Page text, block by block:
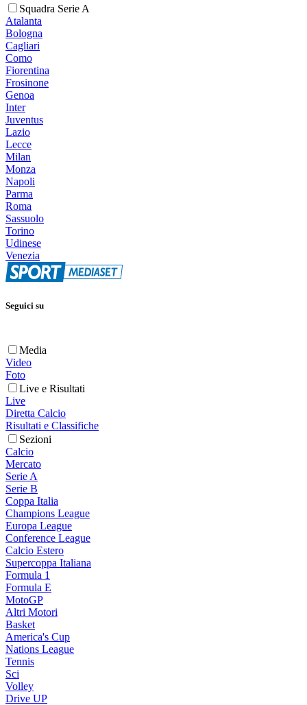
Squadra Serie A
Atalanta
Bologna
Cagliari
Como
Fiorentina
Frosinone
Genoa
Inter
Juventus
Lazio
Lecce
Milan
Monza
Napoli
Parma
Roma
Sassuolo
Torino
Udinese
Venezia
Seguici su
Media
Video
Foto
Live e Risultati
Live
Diretta Calcio
Risultati e Classifiche
Sezioni
Calcio
Mercato
Serie A
Serie B
Coppa Italia
Champions League
Europa League
Conference League
Calcio Estero
Supercoppa Italiana
Formula 1
Formula E
MotoGP
Altri Motori
Basket
America's Cup
Nations League
Tennis
Sci
Volley
Drive UP